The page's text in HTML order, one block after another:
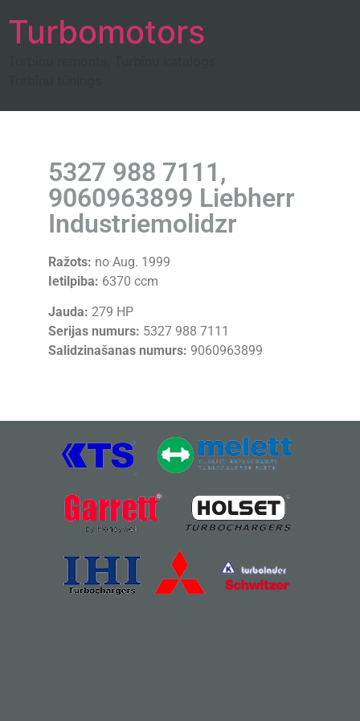
Turbomotors
5327 988 7111,
9060963899 Liebherr
Industriemolidzr
Ražots: no Aug. 1999
Ietilpiba: 6370 ccm
Jauda: 279 HP
Serijas numurs: 5327 988 7111
Salidzinašanas numurs: 9060963899